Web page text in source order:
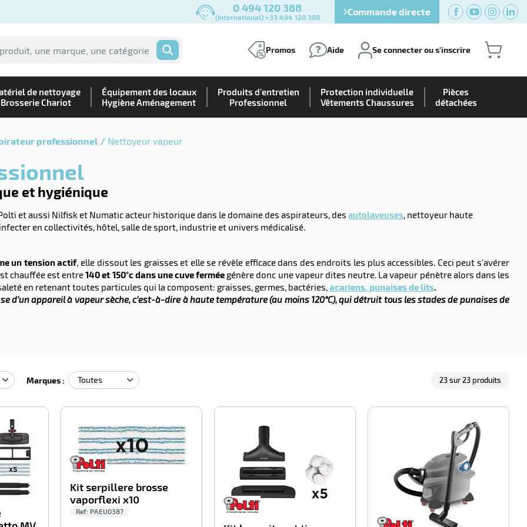
0 494 120 388
(International) +33 494 120 388 Commande directe
OK Promos Aide Se connecter ou s'inscrire
de nettoyage
Brosserie Chariot
Équipement des locaux
Hygiène Aménagement
Produits d'entretien
Professionnel
Protection individuelle
Vêtements Chaussures
Pièces
détachées
professionnel Nettoyeur vapeur
et hygiénique
et aussi Nilfisk et Numatic acteur historique dans le domaine des aspirateurs, des autolaveuses, nettoyeur haute
en collectivités, hôtel, salle de sport, industrie et univers médicalisé.
un tension actif, elle dissout les graisses et elle se révèle efficace dans des endroits les plus accessibles. Ceci peut s'avérer
chauffée est entre140 et 150°c dans une cuve fermée génère donc une vapeur dites neutre. La vapeur pénètre alors dans les
en retenant toutes particules qui la composent: graisses, germes, bactéries,acariens, punaises de lits.
d’un appareil à vapeur sèche, c’est-à-dire à haute température (au moins 120°C), qui détruit tous les stades de punaises de
Marques : 23sur23 produits
Kit serpillere brosse
vaporflexi x10
Ref: PAEU0387